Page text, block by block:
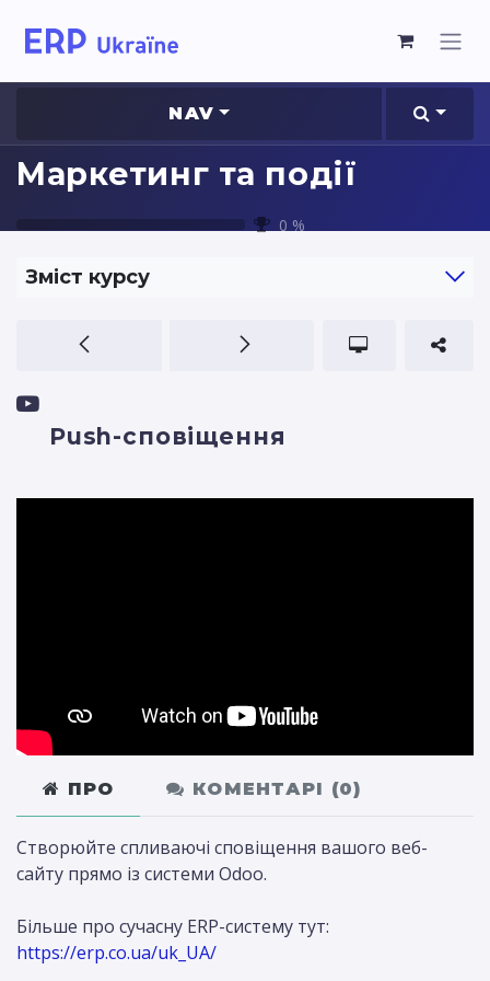
NAV
Маркетинг та події
0 %
Зміст курсу
Push-сповіщення
ПРО КОМЕНТАРІ (0)
Створюйте спливаючі сповіщення вашого веб-
сайту прямо із системи Odoo.
Більше про сучасну ERP-систему тут:
https://erp.co.ua/uk_UA/